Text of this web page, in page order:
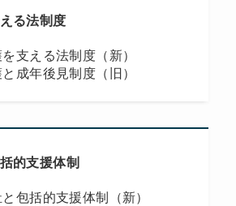
る法制度
支える法制度（新）
成年後見制度（旧）
的支援体制
包括的支援体制（新）